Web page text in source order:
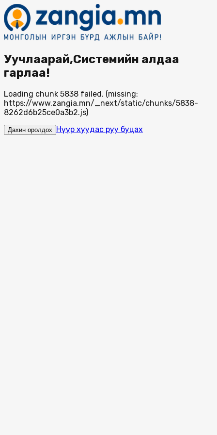
Уучлаарай,Системийн алдаа
гарлаа!
Loading chunk 5838 failed. (missing:
https://www.zangia.mn/_next/static/chunks/5838-
8262d6b25ce0a3b2.js)
Дахин оролдох Нүүр хуудас руу буцах